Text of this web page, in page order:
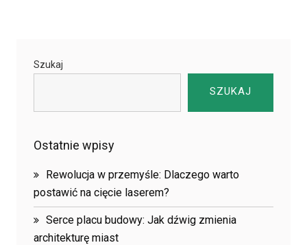
Szukaj
SZUKAJ
Ostatnie wpisy
Rewolucja w przemyśle: Dlaczego warto
postawić na cięcie laserem?
Serce placu budowy: Jak dźwig zmienia
architekturę miast